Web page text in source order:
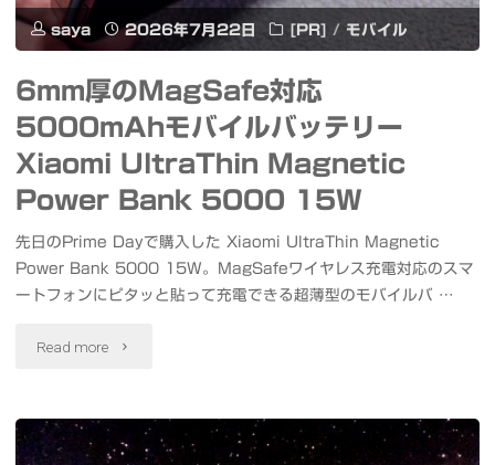
ー
ト
ル
メ
モ
0916"
花
の
ラ
ボ
#
花
戦"
saya 2026年7月22日 [PR] / モバイル
6mm厚のMagSafe対応
5000mAhモバイルバッテリー
Xiaomi UltraThin Magnetic
Power Bank 5000 15W
先日のPrime Dayで購入した Xiaomi UltraThin Magnetic
Power Bank 5000 15W。MagSafeワイヤレス充電対応のスマ
ートフォンにピタッと貼って充電できる超薄型のモバイルバ …
Read more "6mm